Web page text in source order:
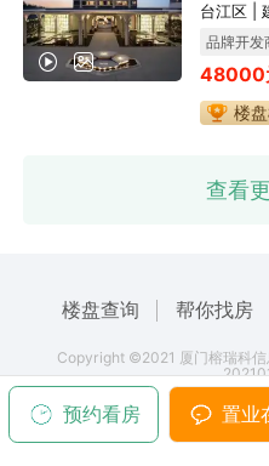
台江区 |
品牌开发
宜居生态
48000
楼
查看
楼盘查询 帮你找房
Copyright ©2021 厦门榕瑞科信
预约看房 置业